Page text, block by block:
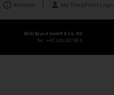
Anbieter My TruckPoint Login
Willi Brand GmbH & Co. KG
Tel.: +49 2261 81758 0